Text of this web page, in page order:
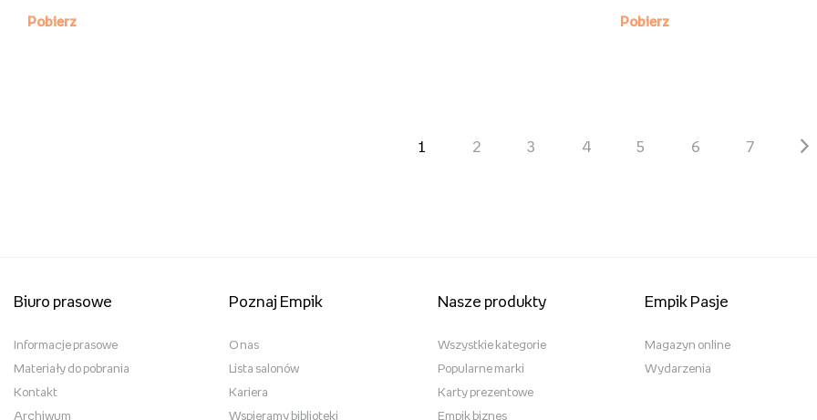
1 2 3 4 5 6 7
Biuro prasowe
Informacje prasowe
Materiały do pobrania
Kontakt
Archiwum
Poznaj Empik
O nas
Lista salonów
Kariera
Wspieramy biblioteki
Nasze produkty
Wszystkie kategorie
Popularne marki
Karty prezentowe
Empik biznes
Empik Pasje
Magazyn online
Wydarzenia